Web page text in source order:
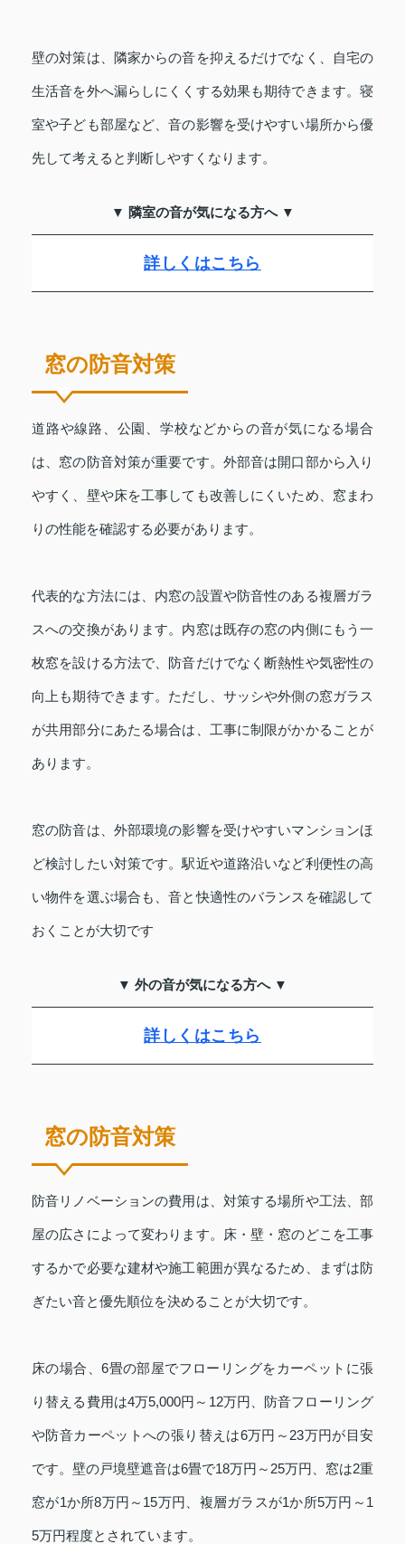
壁の対策は、隣家からの音を抑えるだけでなく、自宅の
生活音を外へ漏らしにくくする効果も期待できます。寝
室や子ども部屋など、音の影響を受けやすい場所から優
先して考えると判断しやすくなります。
▼ 隣室の音が気になる方へ ▼
詳しくはこちら
窓の防音対策
道路や線路、公園、学校などからの音が気になる場合
は、窓の防音対策が重要です。外部音は開口部から入り
やすく、壁や床を工事しても改善しにくいため、窓まわ
りの性能を確認する必要があります。
代表的な方法には、内窓の設置や防音性のある複層ガラ
スへの交換があります。内窓は既存の窓の内側にもう一
枚窓を設ける方法で、防音だけでなく断熱性や気密性の
向上も期待できます。ただし、サッシや外側の窓ガラス
が共用部分にあたる場合は、工事に制限がかかることが
あります。
窓の防音は、外部環境の影響を受けやすいマンションほ
ど検討したい対策です。駅近や道路沿いなど利便性の高
い物件を選ぶ場合も、音と快適性のバランスを確認して
おくことが大切です
▼ 外の音が気になる方へ ▼
詳しくはこちら
窓の防音対策
防音リノベーションの費用は、対策する場所や工法、部
屋の広さによって変わります。床・壁・窓のどこを工事
するかで必要な建材や施工範囲が異なるため、まずは防
ぎたい音と優先順位を決めることが大切です。
床の場合、6畳の部屋でフローリングをカーペットに張
り替える費用は4万5,000円～12万円、防音フローリング
や防音カーペットへの張り替えは6万円～23万円が目安
です。壁の戸境壁遮音は6畳で18万円～25万円、窓は2重
窓が1か所8万円～15万円、複層ガラスが1か所5万円～1
5万円程度とされています。